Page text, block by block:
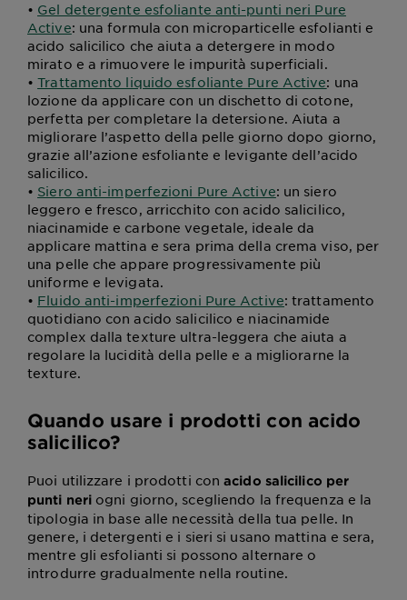
• Gel detergente esfoliante anti-punti neri Pure
Active: una formula con microparticelle esfolianti e
acido salicilico che aiuta a detergere in modo
mirato e a rimuovere le impurità superficiali.
•Trattamento liquido esfoliante Pure Active: una
lozione da applicare con un dischetto di cotone,
perfetta per completare la detersione. Aiuta a
migliorare l’aspetto della pelle giorno dopo giorno,
grazie all’azione esfoliante e levigante dell’acido
salicilico.
• Siero anti-imperfezioni Pure Active: un siero
leggero e fresco, arricchito con acido salicilico,
niacinamide e carbone vegetale, ideale da
applicare mattina e sera prima della crema viso, per
una pelle che appare progressivamente più
uniforme e levigata.
• Fluido anti-imperfezioni Pure Active: trattamento
quotidiano con acido salicilico e niacinamide
complex dalla texture ultra-leggera che aiuta a
regolare la lucidità della pelle e a migliorarne la
texture.
Quando usare i prodotti con acido
salicilico?
Puoi utilizzare i prodotti conacido salicilico per
punti neri ogni giorno, scegliendo la frequenza e la
tipologia in base alle necessità della tua pelle. In
genere, i detergenti e i sieri si usano mattina e sera,
mentre gli esfolianti si possono alternare o
introdurre gradualmente nella routine.